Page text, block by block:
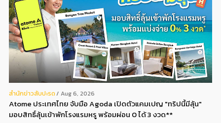
สํานักข่าวสับปะรด Aug 6, 2026
Atome ประเทศไทย จับมือ Agoda เปิดตัวแคมเปญ "ทริปนี้มีลุ้น"
มอบสิทธิ์ลุ้นเข้าพักโรงแรมหรู พร้อมผ่อน 0 ได้ 3 งวด**